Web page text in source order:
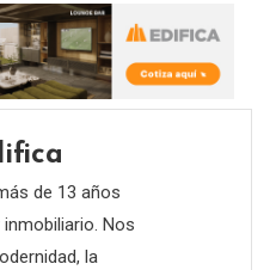
de 13 años
Nos
la